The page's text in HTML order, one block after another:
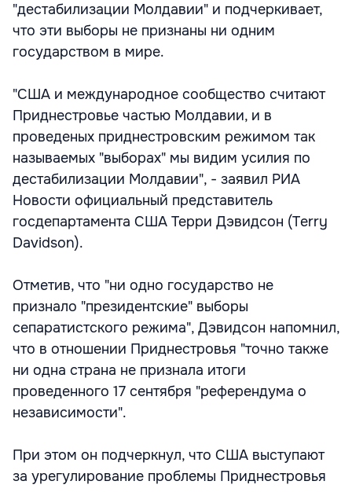
"дестабилизации Молдавии" и подчеркивает,
что эти выборы не признаны ни одним
государством в мире.
"США и международное сообщество считают
Приднестровье частью Молдавии, и в
проведеных приднестровским режимом так
называемых "выборах" мы видим усилия по
дестабилизации Молдавии", - заявил РИА
Новости официальный представитель
госдепартамента США Терри Дэвидсон (Terry
Davidson).
Отметив, что "ни одно государство не
признало "президентские" выборы
сепаратистского режима", Дэвидсон напомнил,
что в отношении Приднестровья "точно также
ни одна страна не признала итоги
проведенного 17 сентября "референдума о
независимости".
При этом он подчеркнул, что США выступают
за урегулирование проблемы Приднестровья